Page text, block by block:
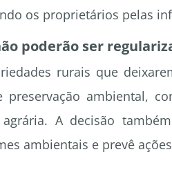
os proprietários pelas
poderão ser
rurais que
ambiental,
A decisão
ambientais e prevê